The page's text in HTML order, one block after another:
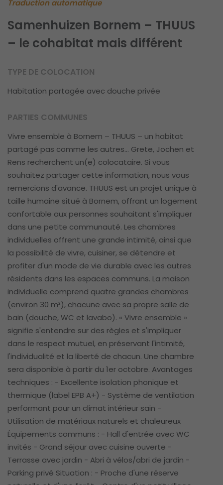
Traduction automatique
Samenhuizen Bornem – THUUS
– le cohabitat mais différent
TYPE DE COLOCATION
Habitation partagée avec douche privée
PARTIES COMMUNES
Vivre ensemble à Bornem – THUUS – un habitat
partagé pas comme les autres… Grete, Jochen et
Rens recherchent un(e) colocataire. Si vous
souhaitez partager cette information, nous vous
remercions d'avance. THUUS est un projet unique à
taille humaine situé à Bornem, offrant un logement
confortable aux personnes souhaitant s'impliquer
dans une petite communauté. Les chambres
individuelles offrent une grande intimité, ainsi que
la possibilité de vivre, cuisiner, se détendre et
profiter d'un mode de vie durable avec les autres
résidents dans les espaces communs. La maison
individuelle comprend quatre grandes chambres
(environ 30 m²), chacune avec sa propre salle de
bain (douche, WC et lavabo). « Vivre ensemble »
signifie s'entendre sur des règles et s'impliquer
dans le respect mutuel, en préservant l'intimité,
l'individualité et la liberté de chacun. Une chambre
sera disponible à partir du 1er octobre. Avantages
techniques : - Excellente isolation phonique et
thermique (label EPB A+) - Système de ventilation
performant pour un climat intérieur sain -
Utilisation de matériaux naturels et chaleureux
Équipements communs : - Hall d'entrée avec WC
invités - Grand séjour avec cuisine ouverte -
Terrasse avec jardin - Abri à vélos/abri de jardin -
Parking privé Situation : - Proche d'une réserve